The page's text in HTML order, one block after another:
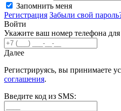
Запомнить меня
Регистрация Забыли свой
Войти
Укажите ваш номер телефона
Далее
Регистрируясь, вы принимаете
соглашения.
Введите код из SMS: